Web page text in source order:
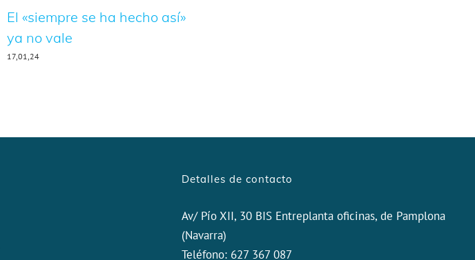
El «siempre se ha hecho así»
ya no vale
17,01,24
Detalles de contacto
Av/ Pío XII, 30 BIS Entreplanta oficinas, de Pamplona
(Navarra)
Teléfono: 627 367 087